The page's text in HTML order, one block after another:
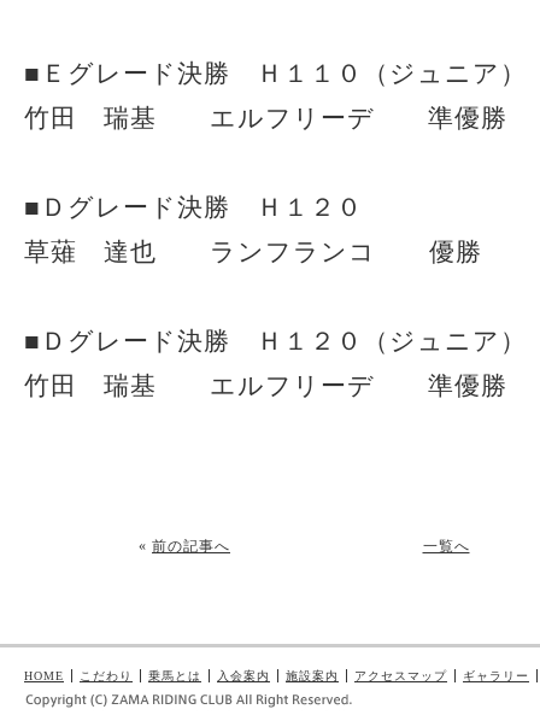
■Ｅグレード決勝 Ｈ１１０（ジュニア）
竹田 瑞基 エルフリーデ 準優勝
■Ｄグレード決勝 Ｈ１２０
草薙 達也 ランフランコ 優勝
■Ｄグレード決勝 Ｈ１２０（ジュニア）
竹田 瑞基 エルフリーデ 準優勝
« 前の記事へ 一覧へ
HOME こだわり 乗馬とは 入会案内 施設案内 アクセスマップ ギャラリー